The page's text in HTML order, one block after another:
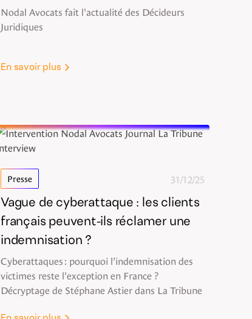
Nodal Avocats fait l'actualité des Décideurs
Juridiques
En savoir plus
Presse 31/12/25
Vague de cyberattaque : les clients
français peuvent-ils réclamer une
indemnisation ?
Cyberattaques : pourquoi l’indemnisation des
victimes reste l’exception en France ?
Décryptage de Stéphane Astier dans La Tribune